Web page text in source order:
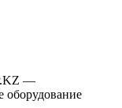
—
оборудование